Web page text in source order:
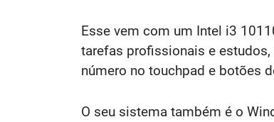
Esse vem com um Intel i3
tarefas profissionais e
número no touchpad e botões
O seu sistema também é o